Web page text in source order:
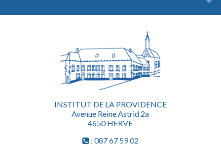
INSTITUT DE LA PROVIDENCE
Avenue Reine Astrid 2a
4650 HERVE
: 087 67 59 02